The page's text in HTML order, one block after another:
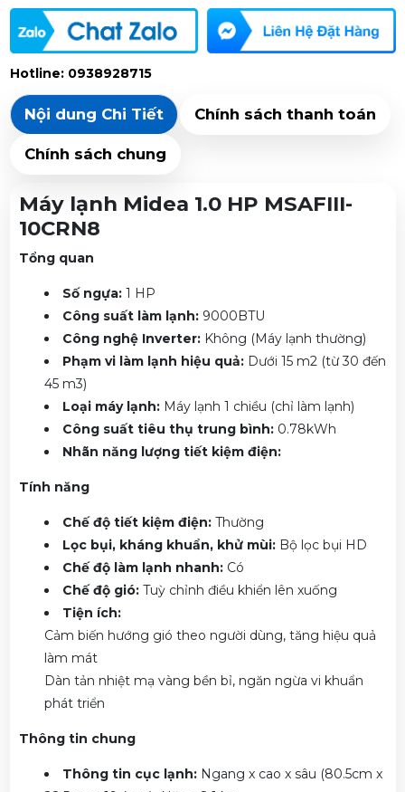
Hotline: 0938928715
Nội dung Chi Tiết Chính sách thanh toán
Chính sách chung
Máy lạnh Midea 1.0 HP MSAFIII-
10CRN8
Tổng quan
Số ngựa:1 HP
Công suất làm lạnh:9000BTU
Công nghệ Inverter:Không (Máy lạnh thường)
Phạm vi làm lạnh hiệu quả:Dưới 15 m2 (từ 30 đến
45 m3)
Loại máy lạnh:Máy lạnh 1 chiều (chỉ làm lạnh)
Công suất tiêu thụ trung bình:0.78kWh
Nhãn năng lượng tiết kiệm điện:
Tính năng
Chế độ tiết kiệm điện:Thường
Lọc bụi, kháng khuẩn, khử mùi:Bộ lọc bụi HD
Chế độ làm lạnh nhanh:Có
Chế độ gió:Tuỳ chỉnh điều khiển lên xuống
Tiện ích:
Cảm biến hướng gió theo người dùng, tăng hiệu quả
làm mát
Dàn tản nhiệt mạ vàng bền bỉ, ngăn ngừa vi khuẩn
phát triển
Thông tin chung
Thông tin cục lạnh:Ngang x cao x sâu (80.5cm x